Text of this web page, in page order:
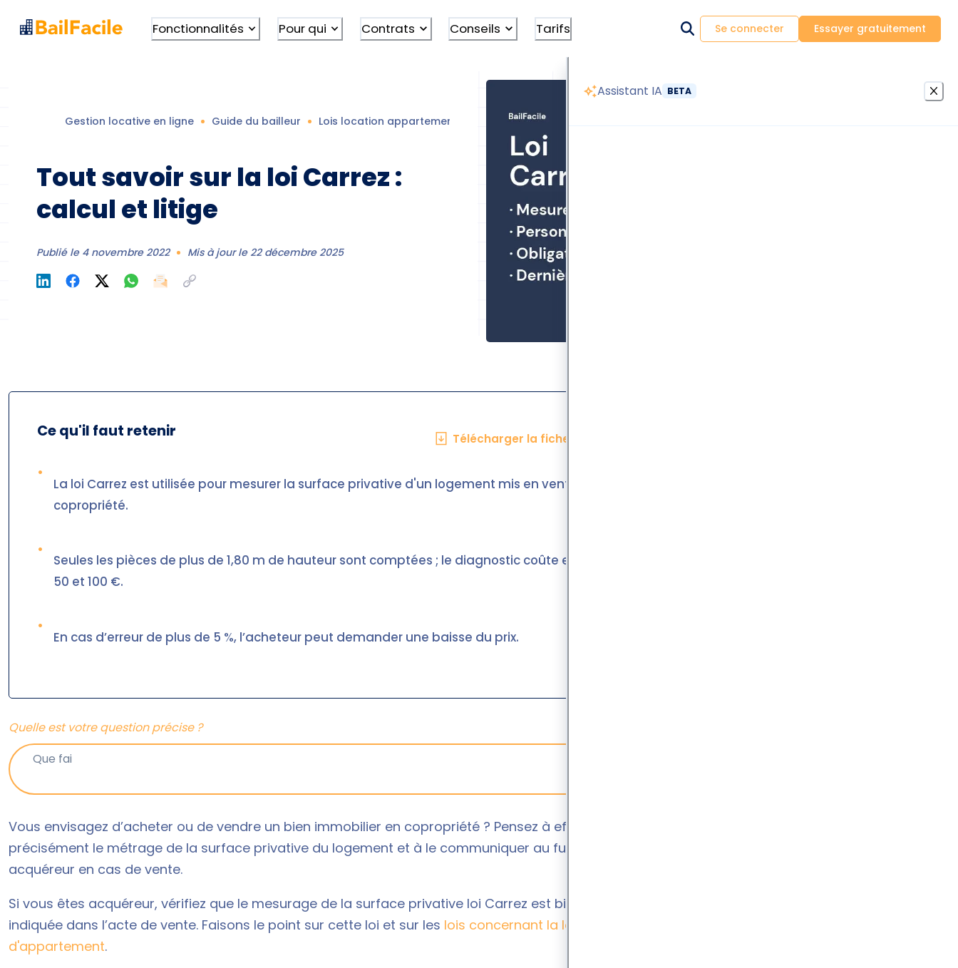
Assistant IA BETA
Fonctionnalités Pour qui Contrats Conseils Tarifs Se connecter Essayer gratuitement
Gestion locative en ligne Guide du bailleur Lois location appartement
Tout savoir sur la loi Carrez :
calcul et litige
Publié le 4 novembre 2022 Mis à jour le 22 décembre 2025
Ce qu'il faut retenir
•
La loi Carrez est utilisée pour mesurer la surface privative d'un logement mis en vente en
copropriété.
•
Seules les pièces de plus de 1,80 m de hauteur sont comptées ; le diagnostic coûte entre
50 et 100 €.
•
En cas d’erreur de plus de 5 %, l’acheteur peut demander une baisse du prix.
Télécharger la fiche en PDF
Quelle est votre question précise ?
Vous envisagez d’acheter ou de vendre un bien immobilier en copropriété ? Pensez à effectuer
précisément le métrage de la surface privative du logement et à le communiquer au futur
acquéreur en cas de vente.
Si vous êtes acquéreur, vérifiez que le mesurage de la surface privative loi Carrez est bien
indiquée dans l’acte de vente. Faisons le point sur cette loi et sur les lois concernant la location
d'appartement.